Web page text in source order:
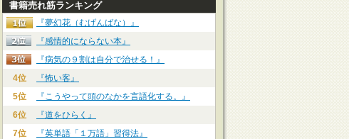
書籍売れ筋ランキング
『夢幻花（むげんばな）』
『感情的にならない本』
『病気の９割は自分で治せる！』
4位
『怖い客』
5位
『こうやって頭のなかを言語化する。』
6位
『道をひらく』
7位
『英単語「１万語」習得法』